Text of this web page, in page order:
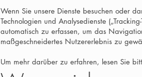
Wenn Sie unsere Dienste besuchen oder
Technologien und Analysedienste
automatisch zu erfassen, um das
maßgeschneidertes Nutzererlebnis zu
Um mehr darüber zu erfahren, lesen Sie